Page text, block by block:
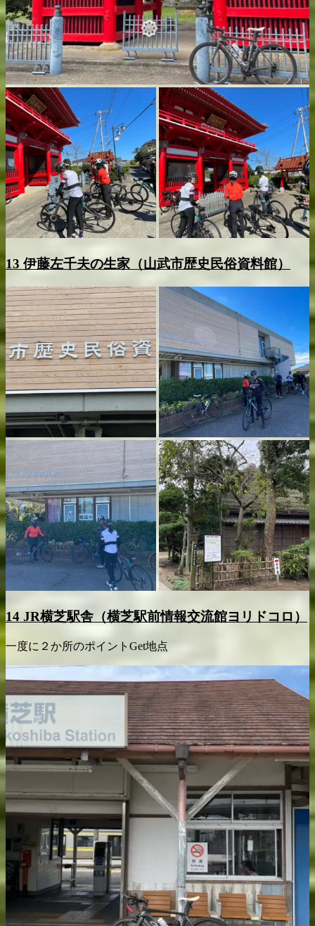
13 伊藤左千夫の生家（山武市歴史民俗資料館）
14 JR横芝駅舎（横芝駅前情報交流館ヨリドコロ）
一度に２か所のポイントGet地点